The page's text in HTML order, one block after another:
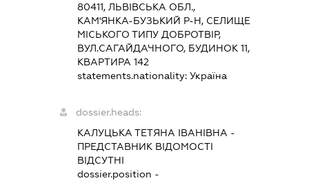
80411, ЛЬВІВСЬКА ОБЛ.,
КАМ'ЯНКА-БУЗЬКИЙ Р-Н, СЕЛИЩЕ
МІСЬКОГО ТИПУ ДОБРОТВІР,
ВУЛ.САГАЙДАЧНОГО, БУДИНОК 11,
КВАРТИРА 142
statements.nationality:Україна
dossier.heads:
КАЛУЦЬКА ТЕТЯНА ІВАНІВНА -
ПРЕДСТАВНИК ВІДОМОСТІ
ВІДСУТНІ
dossier.position -